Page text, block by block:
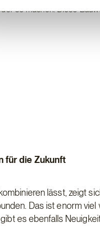
so machen. Diese
für die Zukunft
lässt, zeigt
Das ist enorm
es ebenfalls